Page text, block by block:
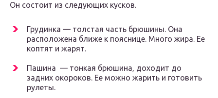
Он состоит из следующих кусков.
Грудинка — толстая часть брюшины. Она
расположена ближе к пояснице. Много жира. Ее
коптят и жарят.
Пашина — тонкая брюшина, доходит до
задних окороков. Ее можно жарить и готовить
рулеты.